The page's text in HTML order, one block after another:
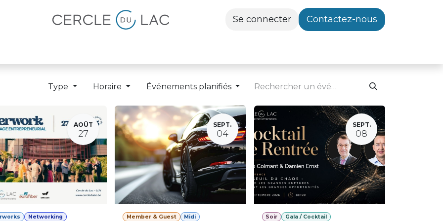
Se connecter Contactez-nous
Type Horaire Événements planifiés
AOÛT
27
Networking
SEPT.
04
Member & Guest
Midi
SEPT.
08
Soir Gala / Cocktail